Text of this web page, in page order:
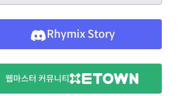
Rhymix Story
웹마스터 커뮤니티